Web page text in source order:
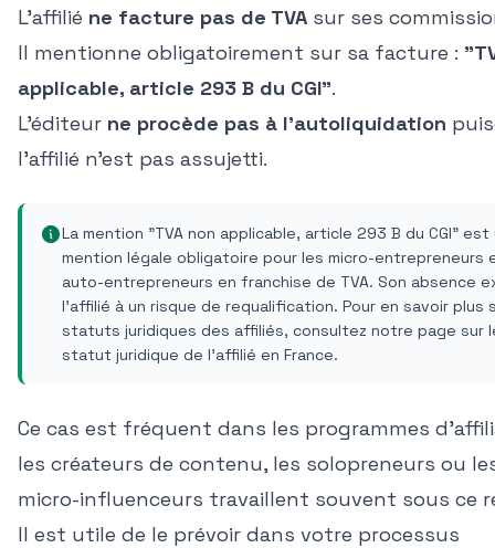
L'affilié ne facture pas de TVA sur ses
Il mentionne obligatoirement sur sa facture :
applicable, article 293 B du CGI".
L'éditeur ne procède pas à l'autoliquidation
l'affilié n'est pas assujetti.
La mention "TVA non applicable, article 293 B du CGI" est
mention légale obligatoire pour les micro-entrepreneurs
auto-entrepreneurs en franchise de TVA. Son absence
l'affilié à un risque de requalification. Pour en savoir plus
statuts juridiques des affiliés, consultez notre page sur
statut juridique de l'affilié en France.
Ce cas est fréquent dans les programmes
les créateurs de contenu, les solopreneurs ou
micro-influenceurs travaillent souvent sous ce
Il est utile de le prévoir dans votre processus